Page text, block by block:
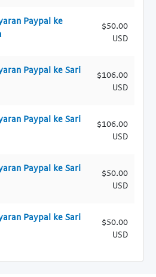
Paypal ke
$50.00
USD
Paypal ke Sari
$106.00
USD
Paypal ke Sari
$106.00
USD
Paypal ke Sari
$50.00
USD
Paypal ke Sari
$50.00
USD